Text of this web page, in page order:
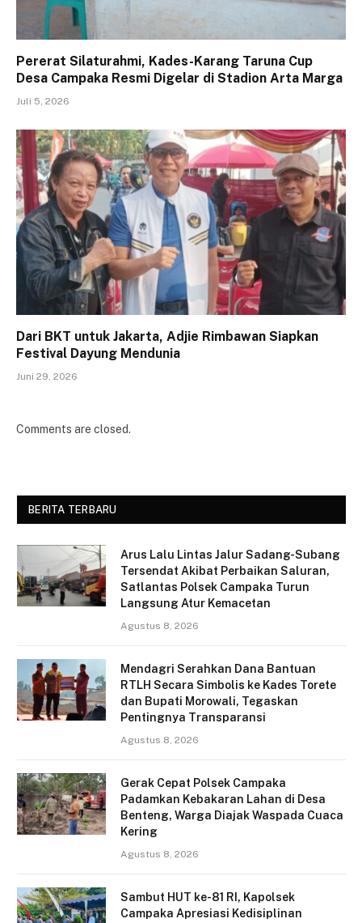
Pererat Silaturahmi, Kades-Karang Taruna Cup
Desa Campaka Resmi Digelar di Stadion Arta Marga
Juli 5, 2026
Dari BKT untuk Jakarta, Adjie Rimbawan Siapkan
Festival Dayung Mendunia
Juni 29, 2026
Comments are closed.
BERITA TERBARU
Arus Lalu Lintas Jalur Sadang-Subang
Tersendat Akibat Perbaikan Saluran,
Satlantas Polsek Campaka Turun
Langsung Atur Kemacetan
Agustus 8, 2026
Mendagri Serahkan Dana Bantuan
RTLH Secara Simbolis ke Kades Torete
dan Bupati Morowali, Tegaskan
Pentingnya Transparansi
Agustus 8, 2026
Gerak Cepat Polsek Campaka
Padamkan Kebakaran Lahan di Desa
Benteng, Warga Diajak Waspada Cuaca
Kering
Agustus 8, 2026
Sambut HUT ke-81 RI, Kapolsek
Campaka Apresiasi Kedisiplinan